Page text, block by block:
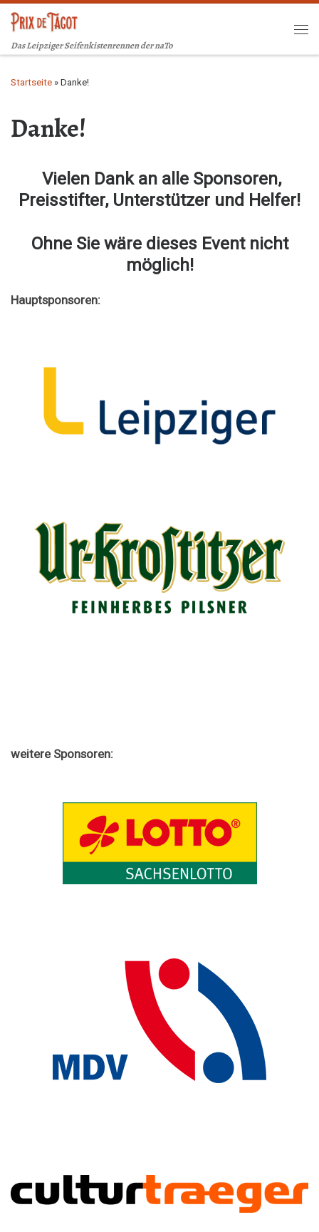
Zum Inhalt springen
Das Leipziger Seifenkistenrennen der naTo
Startseite » Danke!
Danke!
Vielen Dank an alle Sponsoren,
Preisstifter, Unterstützer und Helfer!
Ohne Sie wäre dieses Event nicht
möglich!
Hauptsponsoren:
weitere Sponsoren: